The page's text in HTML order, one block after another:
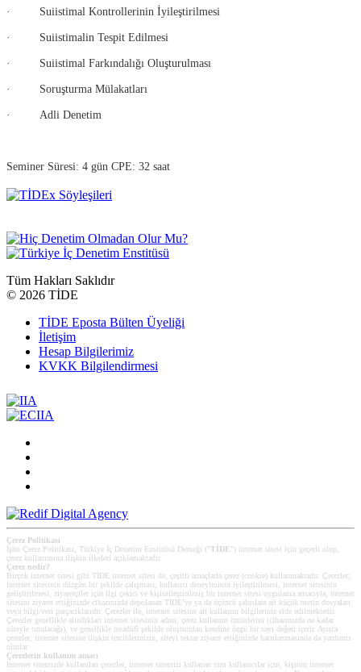
· Suiistimal Kontrollerinin İyileştirilmesi
· Suiistimalin Tespit Edilmesi
· Suiistimal Farkındalığı Oluşturulması
· Soruşturma Mülakatları
· Adli Denetim
Seminer Süresi: 4 gün CPE: 32 saat
Tüm Hakları Saklıdır
© 2026 TİDE
TİDE Eposta Bülten Üyeliği
İletişim
Hesap Bilgilerimiz
KVKK Bilgilendirmesi
Çerez Politikası
İşbu Çerez Politikası, Türkiye İç Denetim Enstitüsü Derneği (" TİDE ") internet sitesi için geçerli olup,
çerez kullanımına ilişkin ilkeleri açıklamaktadır.
Çerez nedir?
Birçok internet sitesi gibi TİDE internet sitesi de, çeşitli amaçlarla çerez (cookie) kullanmaktadır. Çerezler;
internet sitesinin düzgün bir şekilde çalışması, kullanıcı deneyiminin iyileştirilmesi, internet sitesinin
geliştirilmesi, ziyaretçiler için ilgi çekici ve kişiselleştirilmiş bir internet sitesi/uygulama amacıyla, internet
sitesini ziyaret ettiğinizde cihazınızda depolanan TİDE’ye ya da üçüncü şahıslara ait küçük metin dosyaları
veya bilgi/veri parçacıklarıdır. Çerezler ile, internet sitesine ait kullanım bilgileriniz elde edilmektedir.
Çerezler genellikle alındıkları internet sitesinin adını, çerez kullanım ömürlerini (cihazınızda ne kadar
süreyle tutulacağı), ve genellikle tesadüfî şekilde oluşturulan kendine özgü bir sayı değeri içerir. Ayrıca
çerezler, internet sitesine ilişkin tercihlerinizin, siteyi tekrar ziyaret ettiğinizde hatırlanmasında da yardımcı
olurlar.
Çerezlerin kullanım amacı
Internet sitemizde kullanılan çerezler, internet sitemizi kullanan tüm kullanıcılar için, kişinin internet